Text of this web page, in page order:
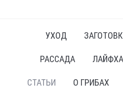
УХОД
РАССАДА
СТАТЬИ О ГРИБАХ